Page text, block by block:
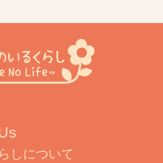
しについて